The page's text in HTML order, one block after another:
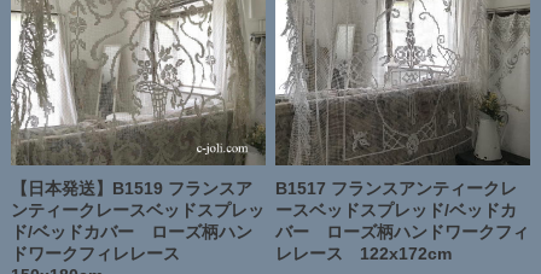
【日本発送】B1519 フランスア
ンティークレースベッドスプレッ
ド/ベッドカバー ローズ柄ハン
ドワークフィレレース
B1517 フランスアンティークレ
ースベッドスプレッド/ベッドカ
バー ローズ柄ハンドワークフィ
レレース 122x172cm